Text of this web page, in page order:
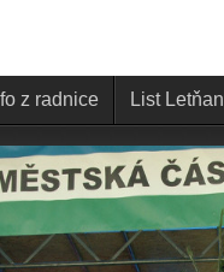
z radnice List Letňan